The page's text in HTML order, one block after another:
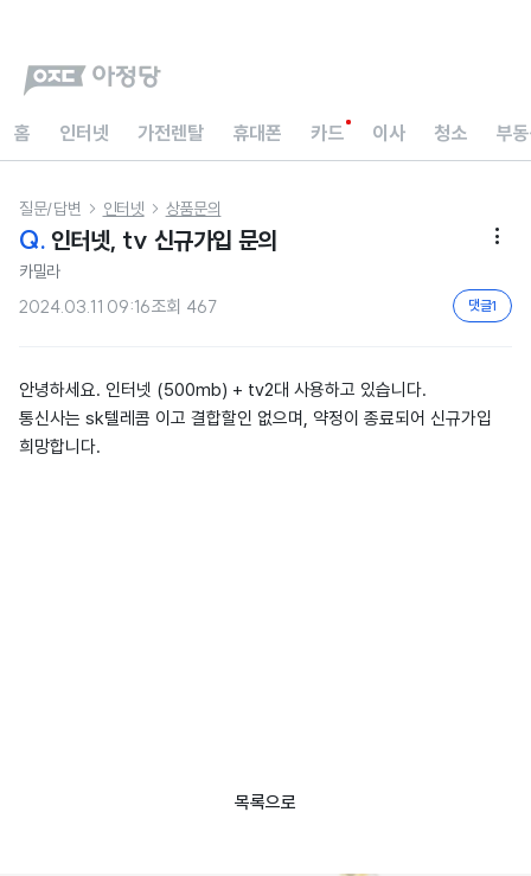
홈 인터넷 가전렌탈 휴대폰 카드 이사 청소 부
질문/답변  인터넷  상품문의
Q. 인터넷, tv 신규가입 문의 
카밀라
2024.03.11 09:16조회 467 댓글1
안녕하세요. 인터넷 (500mb) + tv2대 사용하고 있습니다.
통신사는 sk텔레콤 이고 결합할인 없으며, 약정이 종료되어 신규가입
희망합니다.
목록으로